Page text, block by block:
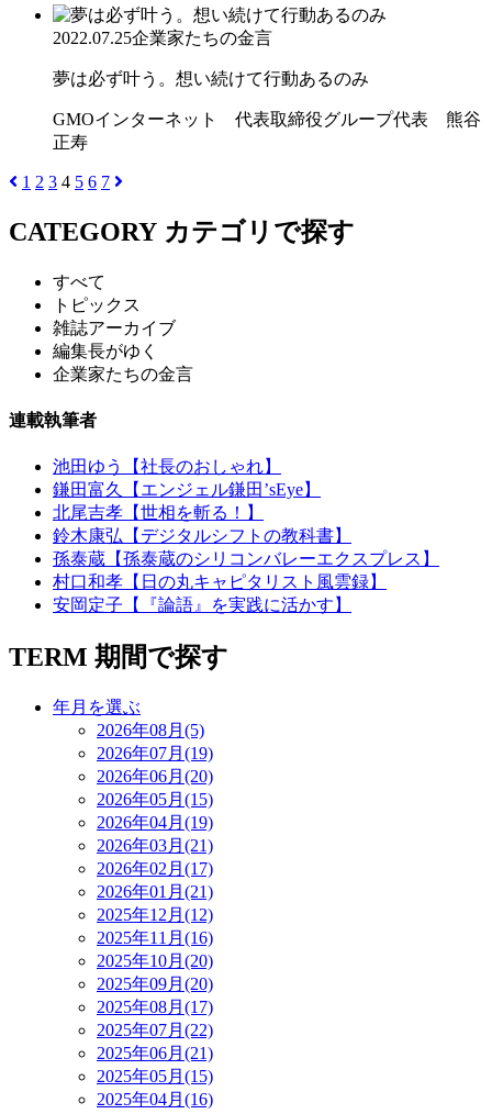
2022.07.25企業家たちの金言
夢は必ず叶う。想い続けて行動あるのみ
GMOインターネット 代表取締役グループ代表 熊谷
正寿
1 2 3 4 5 6 7
CATEGORY カテゴリで探す
すべて
トピックス
雑誌アーカイブ
編集長がゆく
企業家たちの金言
連載執筆者
池田ゆう【社長のおしゃれ】
鎌田富久【エンジェル鎌田’sEye】
北尾吉孝【世相を斬る！】
鈴木康弘【デジタルシフトの教科書】
孫泰蔵【孫泰蔵のシリコンバレーエクスプレス】
村口和孝【日の丸キャピタリスト風雲録】
安岡定子【『論語』を実践に活かす】
TERM 期間で探す
年月を選ぶ
2026年08月(5)
2026年07月(19)
2026年06月(20)
2026年05月(15)
2026年04月(19)
2026年03月(21)
2026年02月(17)
2026年01月(21)
2025年12月(12)
2025年11月(16)
2025年10月(20)
2025年09月(20)
2025年08月(17)
2025年07月(22)
2025年06月(21)
2025年05月(15)
2025年04月(16)